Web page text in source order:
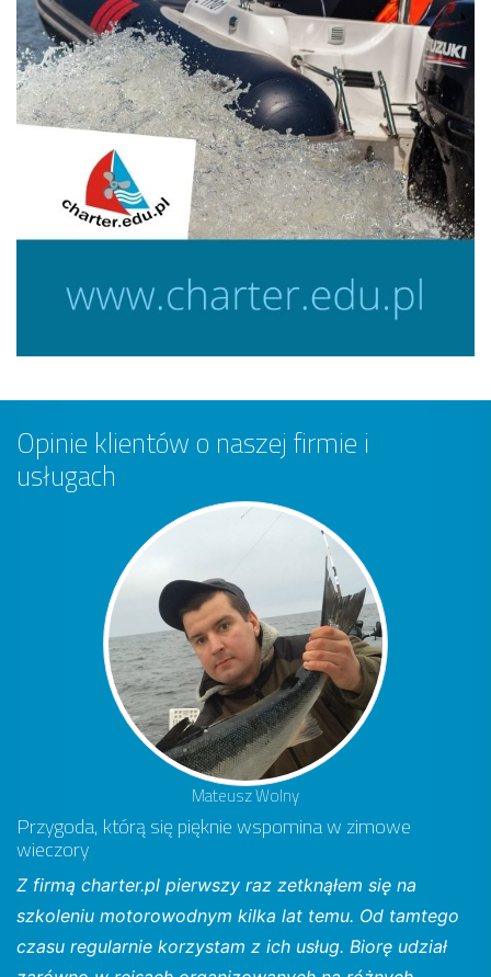
Opinie klientów o naszej firmie i
usługach
Mateusz Wolny
Przygoda, którą się pięknie wspomina w zimowe
wieczory
Z firmą charter.pl pierwszy raz zetknąłem się na
szkoleniu motorowodnym kilka lat temu. Od tamtego
czasu regularnie korzystam z ich usług. Biorę udział